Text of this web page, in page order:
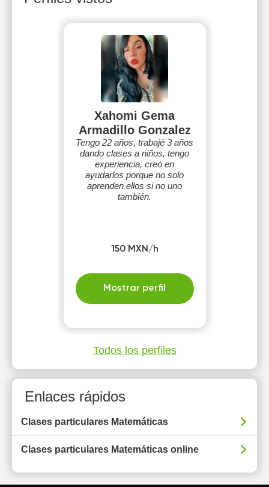
Xahomi Gema
Armadillo Gonzalez
Tengo 22 años, trabajé 3 años
dando clases a niños, tengo
experiencia, creó en
ayudarlos porque no solo
aprenden ellos si no uno
también.
150 MXN/h
Mostrar perfil
Todos los perfiles
Enlaces rápidos
Clases particulares Matemáticas
Clases particulares Matemáticas online